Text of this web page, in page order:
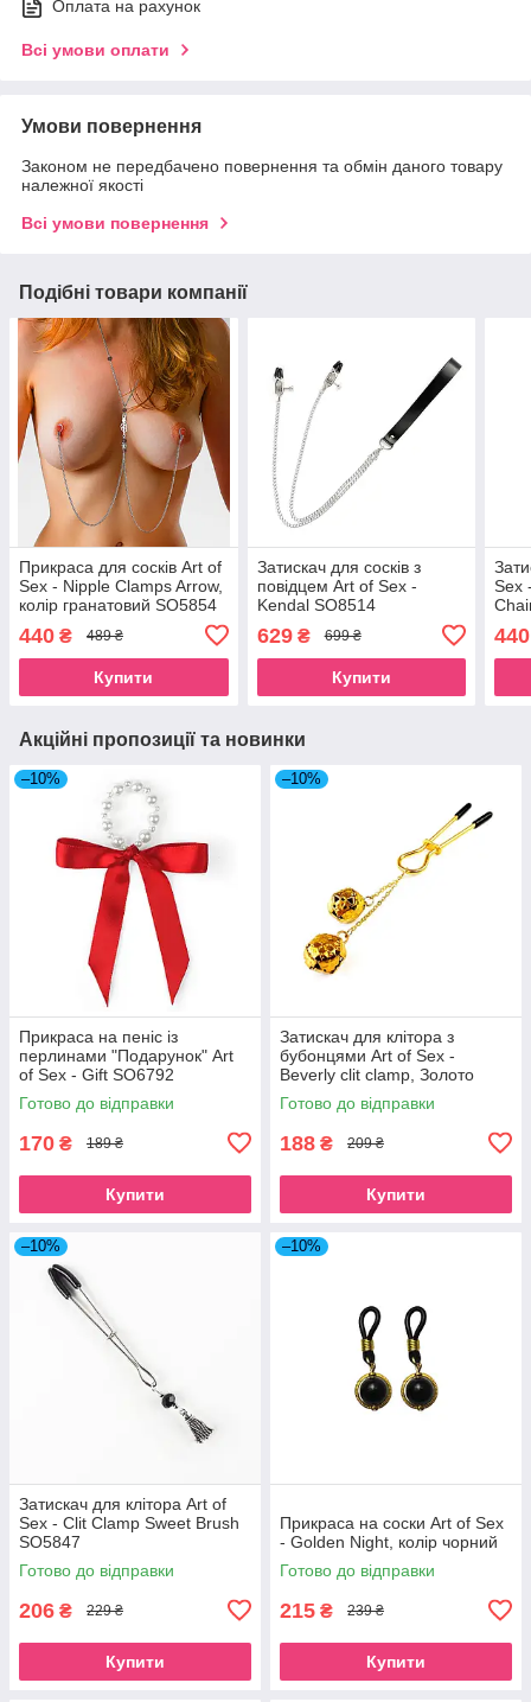
Оплата на рахунок
Всі умови оплати
Умови повернення
Законом не передбачено повернення та обмін даного товару
належної якості
Всі умови повернення
Подібні товари компанії
Прикраса для сосків Art of
Sex - Nipple Clamps Arrow,
колір гранатовий SO5854
440 ₴ 489 ₴
Купити
Затискач для сосків з
повідцем Art of Sex -
Kendal SO8514
629₴ 699 ₴
Купити
Sex
440
Акційні пропозиції та новинки
–10%
Прикраса на пеніс із
перлинами "Подарунок" Art
of Sex - Gift SO6792
Готово до відправки
170 ₴ 189 ₴
Купити
–10%
Затискач для клітора з
бубонцями Art of Sex -
Beverly clit clamp, Золото
SO6782
Готово до відправки
188 ₴ 209 ₴
Купити
–10%
Затискач для клітора Art of
Sex - Clit Clamp Sweet Brush
SO5847
Готово до відправки
206 ₴ 229 ₴
Купити
–10%
Прикраса на соски Art of Sex
- Golden Night, колір чорний
Готово до відправки
215 ₴ 239 ₴
Купити